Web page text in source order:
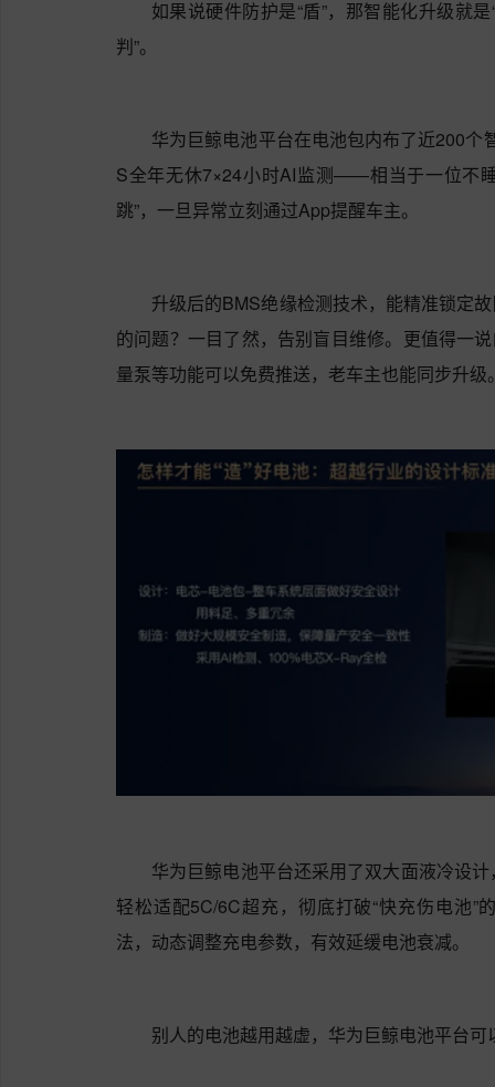
如果说硬件防护是“盾”，那智能化升级就
判”。
华为巨鲸电池平台在电池包内布了近200
S全年无休7×24小时AI监测——相当于一位不
跳”，一旦异常立刻通过App提醒车主。
升级后的BMS绝缘检测技术，能精准锁定
的问题？一目了然，告别盲目维修。更值得一
量泵等功能可以免费推送，老车主也能同步升级
华为巨鲸电池平台还采用了双大面液冷设
轻松适配5C/6C超充，彻底打破“快充伤电池
法，动态调整充电参数，有效延缓电池衰减。
别人的电池越用越虚，华为巨鲸电池平台